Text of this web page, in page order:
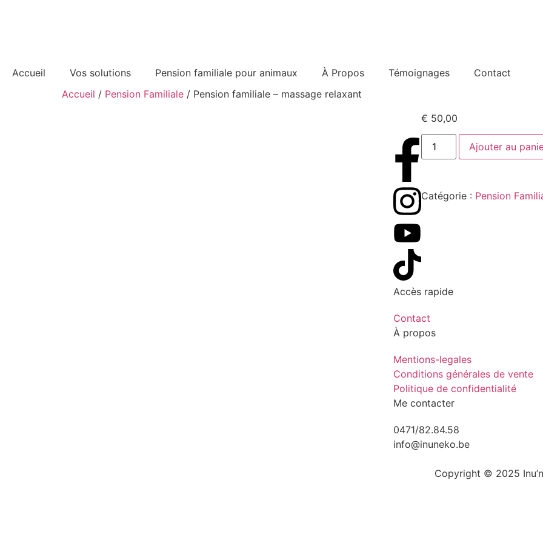
Accueil Vos solutions Pension familiale pour animaux À Propos Témoignages
Contact
Accueil / Pension Familiale / Pension familiale – massage relaxant
€ 50,00
Ajouter au
Catégorie : Pension
Accès rapide
Contact
À propos
Mentions-legales
Conditions générales de vente
Politique de confidentialité
Me contacter
0471/82.84.58
info@inuneko.be
Copyright © 2025